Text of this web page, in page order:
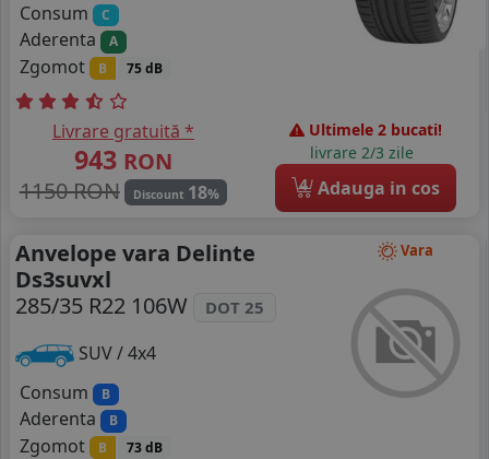
Consum
C
Aderenta A
Zgomot B 75 dB
Livrare gratuită *
943 RON
1150 RON
Discount 18%
Ultimele 2 bucati!
livrare 2/3 zile
4 Adauga in cos
Vara
Anvelope vara Delinte
Ds3suvxl
285/35 R22 106W
DOT 25
SUV / 4x4
Consum
B
Aderenta B
Zgomot B 73 dB